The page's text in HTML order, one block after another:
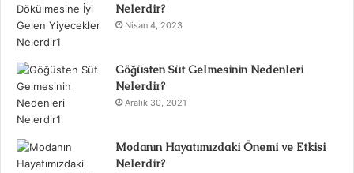
Nelerdir?
Nisan 4, 2023
Göğüsten Süt Gelmesinin Nedenleri
Nelerdir?
Aralık 30, 2021
Modanın Hayatımızdaki Önemi ve Etkisi
Nelerdir?